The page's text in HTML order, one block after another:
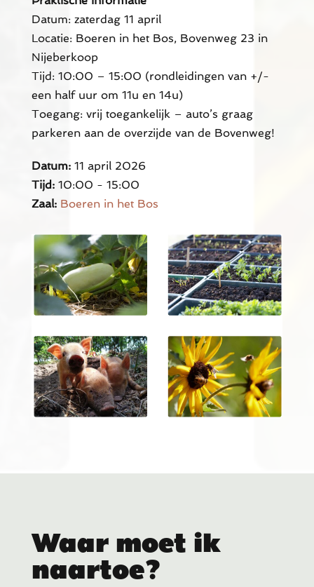
Datum: zaterdag 11 april
Locatie: Boeren in het Bos, Bovenweg 23 in
Nijeberkoop
Tijd: 10:00 – 15:00 (rondleidingen van +/-
een half uur om 11u en 14u)
Toegang: vrij toegankelijk – auto’s graag
parkeren aan de overzijde van de Bovenweg!
Datum: 11 april 2026
Tijd: 10:00 - 15:00
Zaal: Boeren in het Bos
Waar moet ik
naartoe?